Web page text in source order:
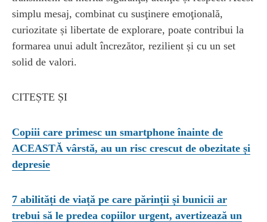
simplu mesaj, combinat cu susţinere emoţională,
curiozitate și libertate de explorare, poate contribui la
formarea unui adult încrezător, rezilient și cu un set
solid de valori.
CITEȘTE ȘI
Copiii care primesc un smartphone înainte de
ACEASTĂ vârstă, au un risc crescut de obezitate și
depresie
7 abilități de viață pe care părinții și bunicii ar
trebui să le predea copiilor urgent, avertizează un